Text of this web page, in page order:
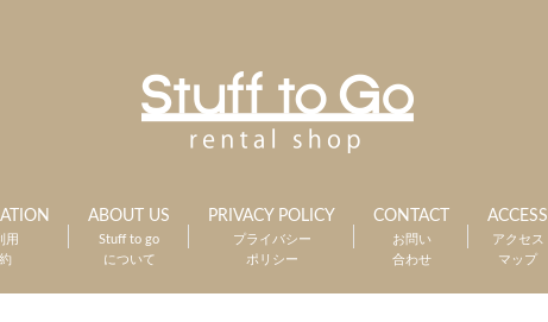
用
ABOUT US
Stuff to go
について
PRIVACY POLICY
プライバシー
ポリシー
CONTACT
お問い
合わせ
ACCESS
アクセス
マップ